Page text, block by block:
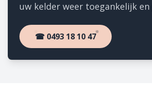
uw kelder weer toegankelijk
☎ 0493 18 10 47